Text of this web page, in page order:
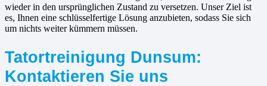
wieder in den ursprünglichen Zustand zu versetzen. Unser Ziel ist
es, Ihnen eine schlüsselfertige Lösung anzubieten, sodass Sie sich
um nichts weiter kümmern müssen.
Tatortreinigung Dunsum:
Kontaktieren Sie uns